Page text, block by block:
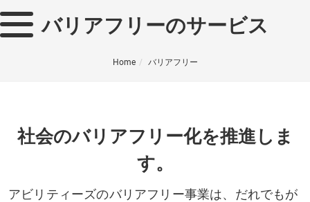
バリアフリーのサービス
Home バリアフリー
社会のバリアフリー化を推進しま
す。
アビリティーズのバリアフリー事業は、だれでもが